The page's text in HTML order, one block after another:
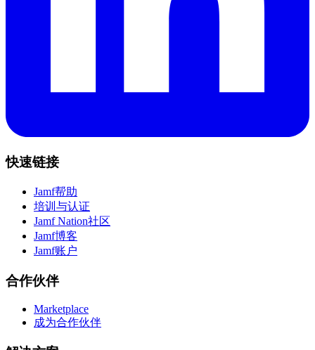
快速链接
Jamf帮助
培训与认证
Jamf Nation社区
Jamf博客
Jamf账户
合作伙伴
Marketplace
成为合作伙伴